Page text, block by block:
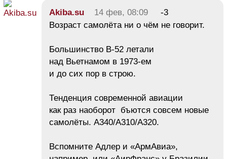
Akiba.su 14 фев, 08:09
-3
Возраст самолёта ни о чём не говорит.
Большинство B-52 летали
над Вьетнамом в 1973-ем
и до сих пор в строю.
Тенденция современной авиации
как раз наоборот бъются совсем новые
самолёты. A340/A310/A320.
Вспомните Адлер и «АрмАвиа»,